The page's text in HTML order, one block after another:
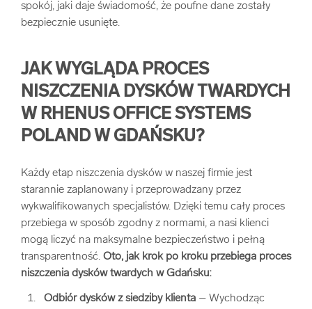
spokój, jaki daje świadomość, że poufne dane zostały
bezpiecznie usunięte.
JAK WYGLĄDA PROCES
NISZCZENIA DYSKÓW TWARDYCH
W RHENUS OFFICE SYSTEMS
POLAND W GDAŃSKU?
Każdy etap niszczenia dysków w naszej firmie jest
starannie zaplanowany i przeprowadzany przez
wykwalifikowanych specjalistów. Dzięki temu cały proces
przebiega w sposób zgodny z normami, a nasi klienci
mogą liczyć na maksymalne bezpieczeństwo i pełną
transparentność. Oto, jak krok po kroku przebiega proces
niszczenia dysków twardych w Gdańsku:
Odbiór dysków z siedziby klienta – Wychodząc